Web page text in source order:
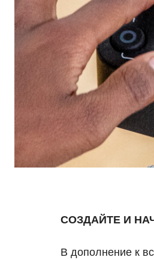
СОЗДАЙТЕ И
В дополнение к